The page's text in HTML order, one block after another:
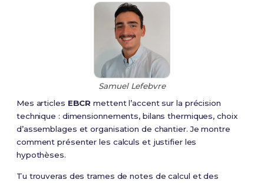
Samuel Lefebvre
Mes articles EBCR mettent l’accent sur la précision
technique : dimensionnements, bilans thermiques, choix
d’assemblages et organisation de chantier. Je montre
comment présenter les calculs et justifier les
hypothèses.
Tu trouveras des trames de notes de calcul et des